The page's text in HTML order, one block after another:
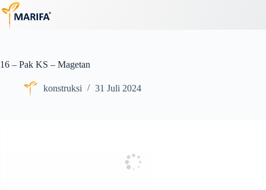
Skip
to
content
16 – Pak KS – Magetan
konstruksi 31 Juli 2024